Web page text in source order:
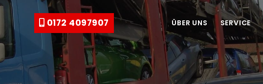
0172 4097907 ÜBER UNS SERVICE